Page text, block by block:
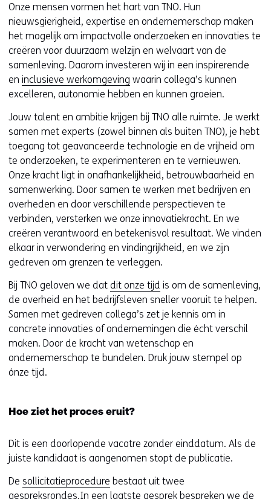
Onze mensen vormen het hart van TNO. Hun
nieuwsgierigheid, expertise en ondernemerschap maken
het mogelijk om impactvolle onderzoeken en innovaties te
creëren voor duurzaam welzijn en welvaart van de
samenleving. Daarom investeren wij in een inspirerende
en inclusieve werkomgeving waarin collega’s kunnen
excelleren, autonomie hebben en kunnen groeien.
Jouw talent en ambitie krijgen bij TNO alle ruimte. Je werkt
samen met experts (zowel binnen als buiten TNO), je hebt
toegang tot geavanceerde technologie en de vrijheid om
te onderzoeken, te experimenteren en te vernieuwen.
Onze kracht ligt in onafhankelijkheid, betrouwbaarheid en
samenwerking. Door samen te werken met bedrijven en
overheden en door verschillende perspectieven te
verbinden, versterken we onze innovatiekracht. En we
creëren verantwoord en betekenisvol resultaat. We vinden
elkaar in verwondering en vindingrijkheid, en we zijn
gedreven om grenzen te verleggen.
Bij TNO geloven we dat dit onze tijd is om de samenleving,
de overheid en het bedrijfsleven sneller vooruit te helpen.
Samen met gedreven collega’s zet je kennis om in
concrete innovaties of ondernemingen die écht verschil
maken. Door de kracht van wetenschap en
ondernemerschap te bundelen. Druk jouw stempel op
ónze tijd.
Hoe ziet het proces eruit?
Dit is een doorlopende vacatre zonder einddatum. Als de
juiste kandidaat is aangenomen stopt de publicatie.
De sollicitatieprocedure bestaat uit twee
gespreksrondes.In een laatste gesprek bespreken we de